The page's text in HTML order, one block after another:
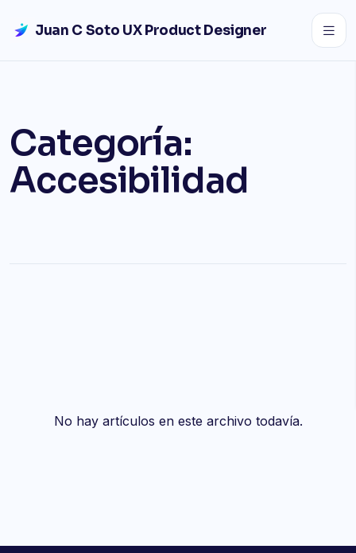
Saltar al contenido
Juan C Soto UX Product Designer
Categoría:
Accesibilidad
No hay artículos en este archivo todavía.